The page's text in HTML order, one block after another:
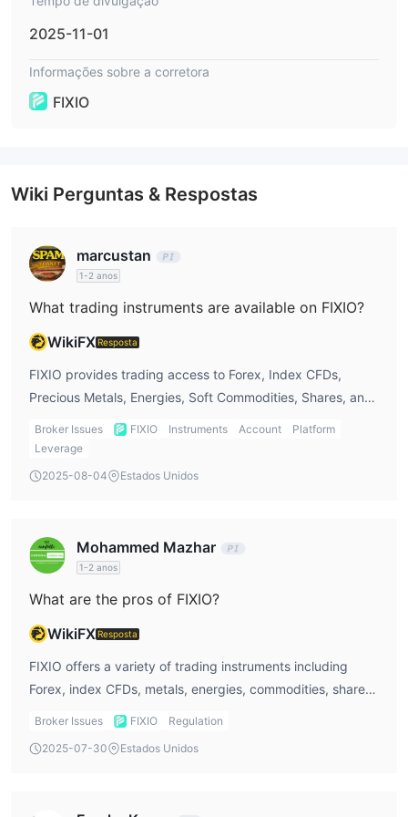
de negociação, incluindo: cTrader, MetaTrader5, AdvanTrade.
FIXIO suporta uma variedade de métodos de depósito e saque,
incluindo: VISA, Mastercard, JCB, Techer, Ethereum, Bitcoin,
2025-11-01
Informações sobre a corretora
FIXIO
Wiki Perguntas & Respostas
marcustan
1-2 anos
What trading instruments are available on FIXIO?
WikiFXResposta
FIXIO provides trading access to Forex, Index CFDs,
Precious Metals, Energies, Soft Commodities, Shares, and
Bonds. Cryptocurrency and ETF trading are not listed as
supported.
Broker Issues FIXIO Instruments Account
Platform
Leverage
2025-08-04
Estados Unidos
Mohammed Mazhar
1-2 anos
What are the pros of FIXIO?
WikiFXResposta
FIXIO offers a variety of trading instruments including
Forex, index CFDs, metals, energies, commodities, shares,
and bonds. It provides multiple trading platforms like MT5,
leverage up to 1:1000 with spreads starting from 0.
Broker Issues FIXIO
Regulation
2025-07-30
Estados Unidos